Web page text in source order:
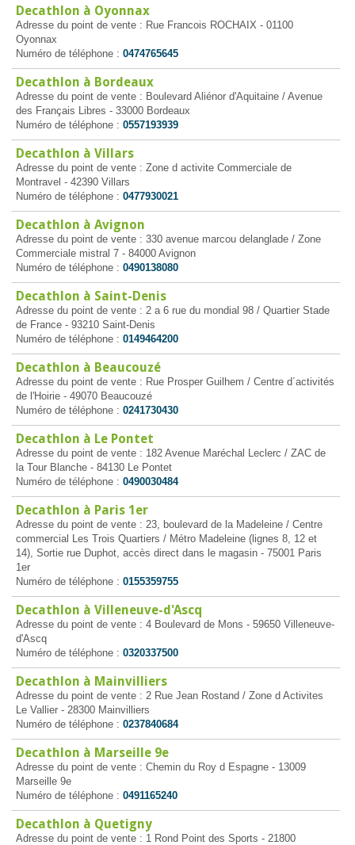
Decathlon à Oyonnax
Adresse du point de vente : Rue Francois ROCHAIX - 01100
Oyonnax
Numéro de téléphone : 0474765645
Decathlon à Bordeaux
Adresse du point de vente : Boulevard Aliénor d'Aquitaine / Avenue
des Français Libres - 33000 Bordeaux
Numéro de téléphone : 0557193939
Decathlon à Villars
Adresse du point de vente : Zone d activite Commerciale de
Montravel - 42390 Villars
Numéro de téléphone : 0477930021
Decathlon à Avignon
Adresse du point de vente : 330 avenue marcou delanglade / Zone
Commerciale mistral 7 - 84000 Avignon
Numéro de téléphone : 0490138080
Decathlon à Saint-Denis
Adresse du point de vente : 2 a 6 rue du mondial 98 / Quartier Stade
de France - 93210 Saint-Denis
Numéro de téléphone : 0149464200
Decathlon à Beaucouzé
Adresse du point de vente : Rue Prosper Guilhem / Centre d´activités
de l'Hoirie - 49070 Beaucouzé
Numéro de téléphone : 0241730430
Decathlon à Le Pontet
Adresse du point de vente : 182 Avenue Maréchal Leclerc / ZAC de
la Tour Blanche - 84130 Le Pontet
Numéro de téléphone : 0490030484
Decathlon à Paris 1er
Adresse du point de vente : 23, boulevard de la Madeleine / Centre
commercial Les Trois Quartiers / Métro Madeleine (lignes 8, 12 et
14), Sortie rue Duphot, accès direct dans le magasin - 75001 Paris
1er
Numéro de téléphone : 0155359755
Decathlon à Villeneuve-d'Ascq
Adresse du point de vente : 4 Boulevard de Mons - 59650 Villeneuve-
d'Ascq
Numéro de téléphone : 0320337500
Decathlon à Mainvilliers
Adresse du point de vente : 2 Rue Jean Rostand / Zone d Activites
Le Vallier - 28300 Mainvilliers
Numéro de téléphone : 0237840684
Decathlon à Marseille 9e
Adresse du point de vente : Chemin du Roy d Espagne - 13009
Marseille 9e
Numéro de téléphone : 0491165240
Decathlon à Quetigny
Adresse du point de vente : 1 Rond Point des Sports - 21800